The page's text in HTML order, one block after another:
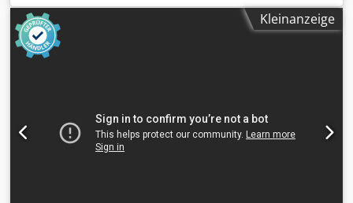
pleased with your visit - more machines on Stock Available
Immediately - Can be inspect On Stock Emskirchen /
Nürnberg - Can be test
Kleinanzeige